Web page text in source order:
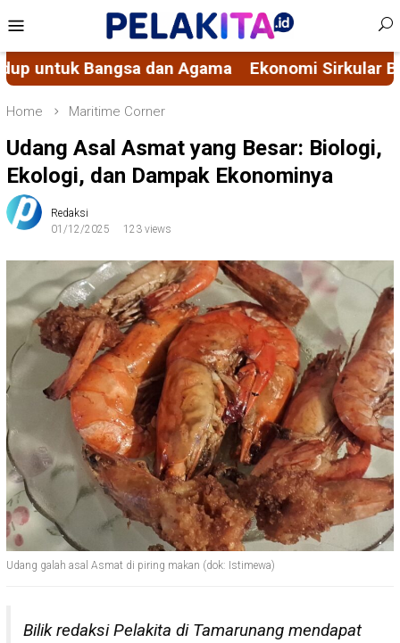
to
content
Menu
Ekonomi Sirkular Berbasis Nilai Spiritual,
Home Maritime Corner
Udang Asal Asmat yang Besar: Biologi,
Ekologi, dan Dampak Ekonominya
Redaksi
01/12/2025
123 views
Udang galah asal Asmat di piring makan (dok: Istimewa)
Bilik redaksi Pelakita di Tamarunang mendapat